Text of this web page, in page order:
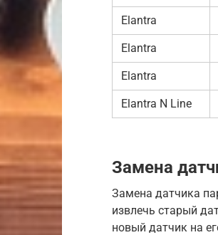
Elantra
Elantra
Elantra
Elantra N Line
Замена
Замена датчика
извлечь старый
новый датчик на